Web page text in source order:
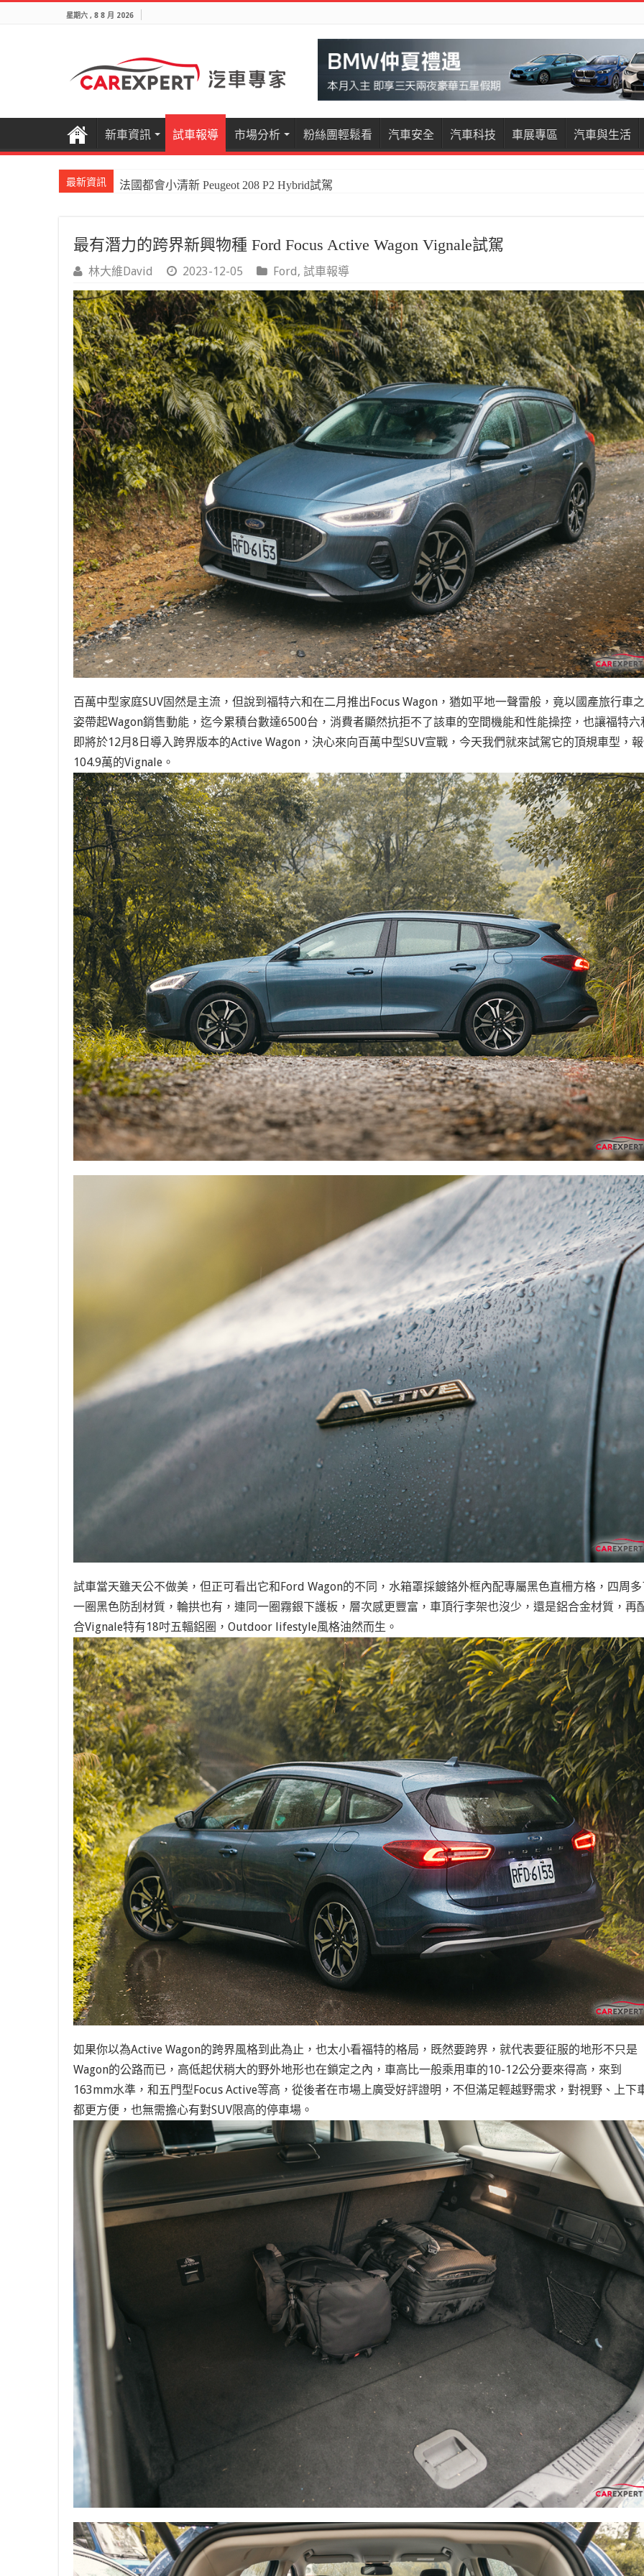
星期六 , 8 8 月 2026
新車資訊 試車報導 市場分析 粉絲團輕鬆看 汽車安全 汽車科技 車展專區 汽車與生活
最新資訊 國產電油休旅新王者Honda CR-V e:HEV Prestige試駕
最有潛力的跨界新興物種 Ford Focus Active Wagon Vignale試駕
林大維David 2023-12-05 Ford, 試車報導
百萬中型家庭SUV固然是主流，但說到福特六和在二月推出Focus Wagon，猶如平地一聲雷般，竟以國產旅行車之
姿帶起Wagon銷售動能，迄今累積台數達6500台，消費者顯然抗拒不了該車的空間機能和性能操控，也讓福特六
即將於12月8日導入跨界版本的Active Wagon，決心來向百萬中型SUV宣戰，今天我們就來試駕它的頂規車型，
104.9萬的Vignale。
試車當天雖天公不做美，但正可看出它和Ford Wagon的不同，水箱罩採鍍鉻外框內配專屬黑色直柵方格，四周
一圈黑色防刮材質，輪拱也有，連同一圈霧銀下護板，層次感更豐富，車頂行李架也沒少，還是鋁合金材質，再
合Vignale特有18吋五輻鋁圈，Outdoor lifestyle風格油然而生。
如果你以為Active Wagon的跨界風格到此為止，也太小看福特的格局，既然要跨界，就代表要征服的地形不只是
Wagon的公路而已，高低起伏稍大的野外地形也在鎖定之內，車高比一般乘用車的10-12公分要來得高，來到
163mm水準，和五門型Focus Active等高，從後者在市場上廣受好評證明，不但滿足輕越野需求，對視野、上下
都更方便，也無需擔心有對SUV限高的停車場。